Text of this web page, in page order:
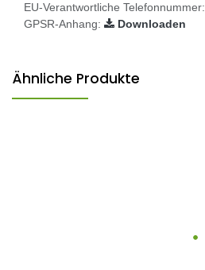
EU-Verantwortliche Telefonnummer:
GPSR-Anhang:
Downloaden
Ähnliche Produkte